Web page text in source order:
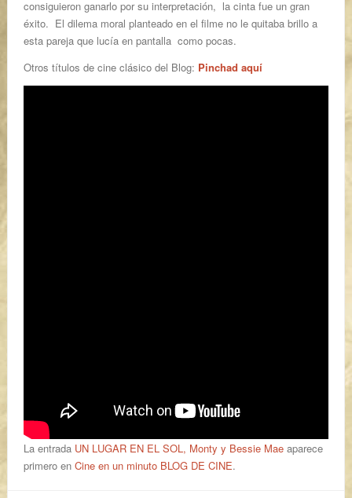
consiguieron ganarlo por su interpretación, la cinta fue un gran
éxito. El dilema moral planteado en el filme no le quitaba brillo a
esta pareja que lucía en pantalla como pocas.
Otros títulos de cine clásico del Blog: Pinchad aquí
La entrada UN LUGAR EN EL SOL, Monty y Bessie Mae aparece
primero en Cine en un minuto BLOG DE CINE.